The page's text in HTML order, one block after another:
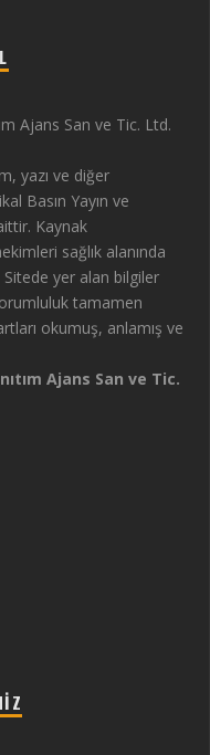
Ajans San ve Tic. Ltd.
yazı ve diğer
Basın Yayın ve
Kaynak
sağlık alanında
Sitede yer alan bilgiler
tamamen
okumuş, anlamış ve
Ajans San ve Tic.